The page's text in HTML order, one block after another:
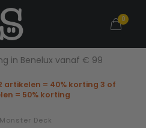
0
in Benelux vanaf € 99
artikelen = 40% korting 3 of
= 50% korting
Monster Deck